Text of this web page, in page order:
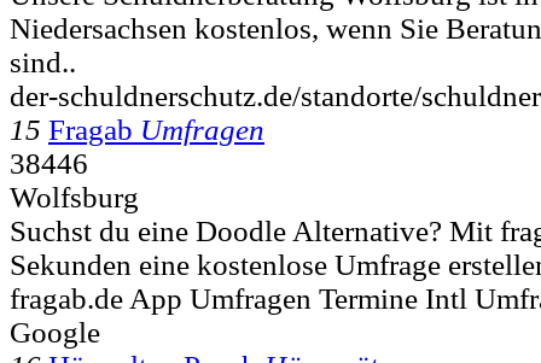
Niedersachsen kostenlos, wenn Sie
sind..
der-schuldnerschutz.de/standorte/
15 Fragab Umfragen
38446
Wolfsburg
Suchst du eine Doodle Alternative? Mit
Sekunden eine kostenlose Umfrage
fragab.de App Umfragen Termine Intl
Google